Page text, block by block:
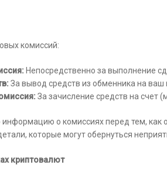
комиссий:
Непосредственно за выполнение
За вывод средств из обменника на ваш
За зачисление средств на счет
о комиссиях перед тем, как
которые могут обернуться
криптовалют